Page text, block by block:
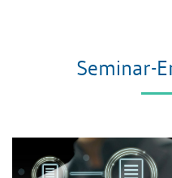
Seminar-